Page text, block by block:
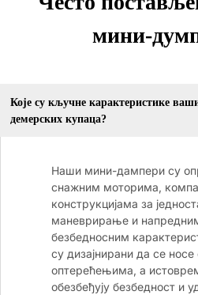
мини-
Које су кључне карактеристике
демерских купаца?
Наши мини-дампери су
снажним моторима,
конструкцијама за
маневрирање и
безбедносним
су дизајнирани да се
оптерећењима, а
обезбеђују безбедност и